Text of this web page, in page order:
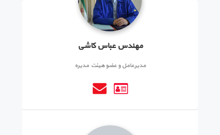
مهندس عباس کاشی
مدیرعامل و عضو هیئت مدیره